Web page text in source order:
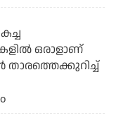
ഒരാളാണ്